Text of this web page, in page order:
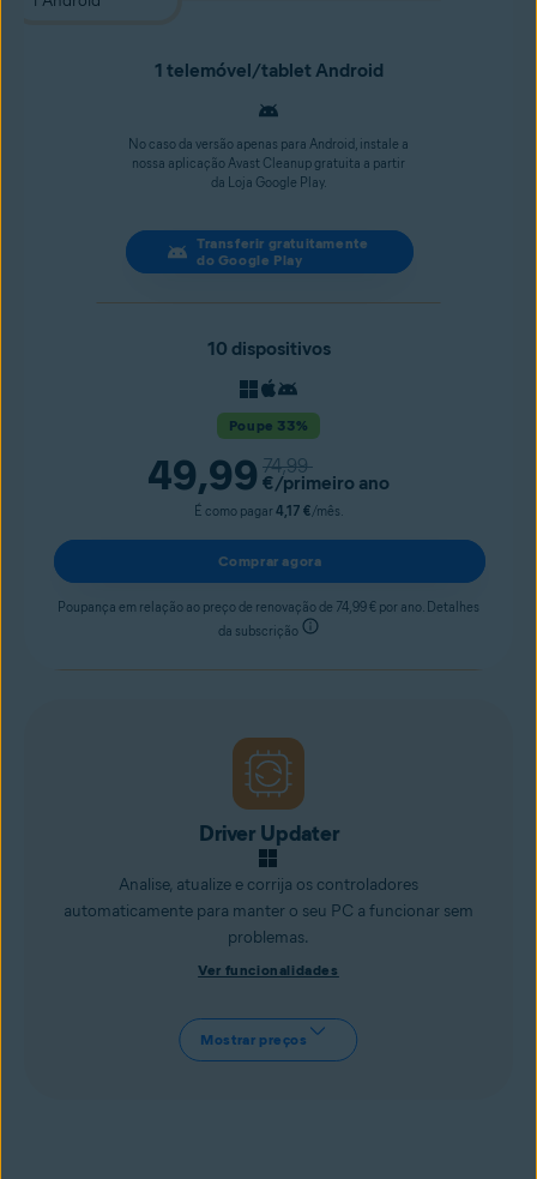
1 telemóvel/tablet Android
No caso da versão apenas para Android, instale a
nossa aplicação Avast Cleanup gratuita a partir
da Loja Google Play.
Transferir gratuitamente
do Google Play
10 dispositivos
Poupe 33%
49,99 74,99
€/primeiro ano
É como pagar 4,17 €/mês.
Comprar agora
Poupança em relação ao preço de renovação de 74,99 € por ano. Detalhes
da subscrição
Driver Updater
Analise, atualize e corrija os controladores
automaticamente para manter o seu PC a funcionar sem
problemas.
Ver funcionalidades
Mostrar preços